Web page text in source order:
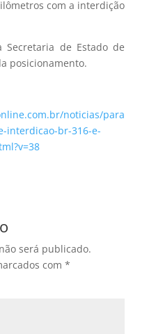
com a interdição
de Estado de
posicionamento.
noticias/para
interdicao-br-316-e-
será publicado.
com *